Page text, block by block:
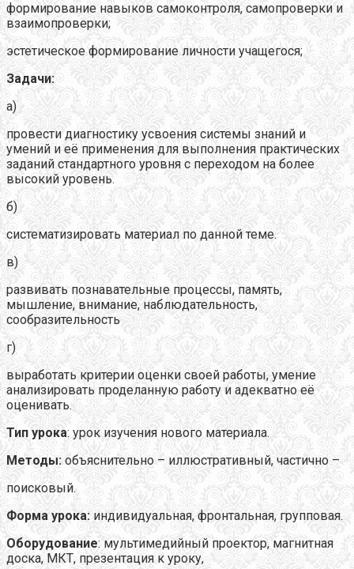
формирование навыков самоконтроля, самопроверки и
взаимопроверки;
эстетическое формирование личности учащегося;
Задачи:
а)
провести диагностику усвоения системы знаний и
умений и её применения для выполнения практических
заданий стандартного уровня с переходом на более
высокий уровень.
б)
систематизировать материал по данной теме.
в)
развивать познавательные процессы, память,
мышление, внимание, наблюдательность,
сообразительность
г)
выработать критерии оценки своей работы, умение
анализировать проделанную работу и адекватно её
оценивать.
Тип урока: урок изучения нового материала.
Методы: объяснительно – иллюстративный, частично –
поисковый.
Форма урока: индивидуальная, фронтальная, групповая.
Оборудование: мультимедийный проектор, магнитная
доска, МКТ, презентация к уроку,